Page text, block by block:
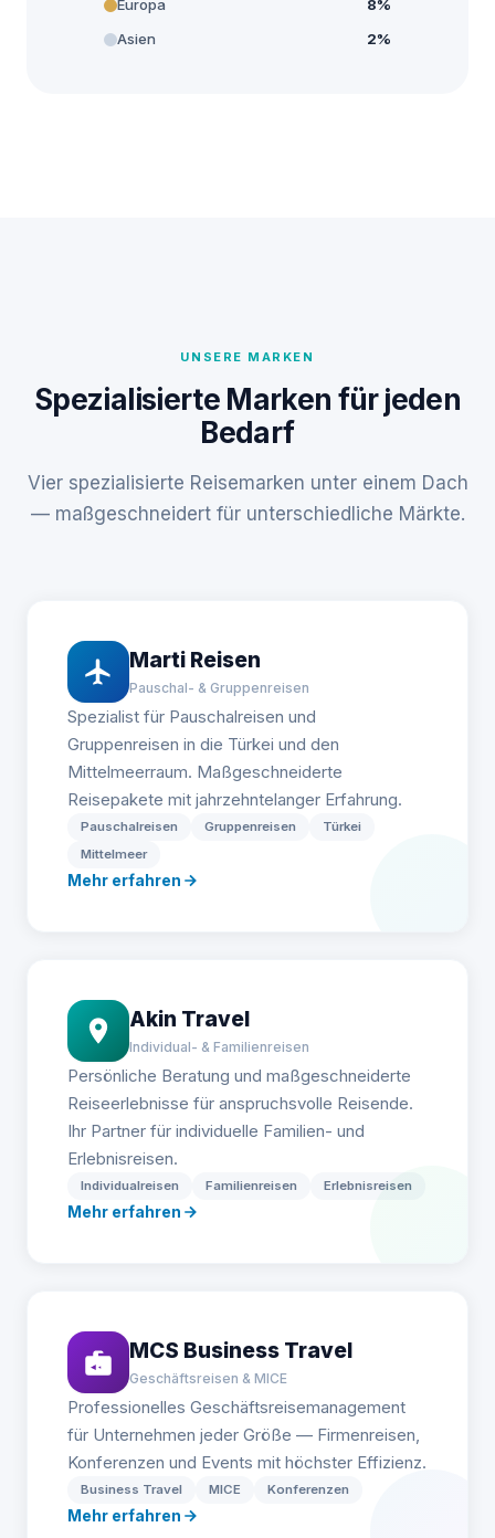
Europa
8%
Asien
2%
UNSERE MARKEN
Spezialisierte Marken für jeden
Bedarf
Vier spezialisierte Reisemarken unter einem Dach
— maßgeschneidert für unterschiedliche Märkte.
Marti Reisen
Pauschal- & Gruppenreisen
Spezialist für Pauschalreisen und
Gruppenreisen in die Türkei und den
Mittelmeerraum. Maßgeschneiderte
Reisepakete mit jahrzehntelanger Erfahrung.
Pauschalreisen Gruppenreisen
Türkei
Mittelmeer
Mehr erfahren
Akin Travel
Individual- & Familienreisen
Persönliche Beratung und maßgeschneiderte
Reiseerlebnisse für anspruchsvolle Reisende.
Ihr Partner für individuelle Familien- und
Erlebnisreisen.
Individualreisen Familienreisen Erlebnisreisen
Mehr erfahren
MCS Business Travel
Geschäftsreisen & MICE
Professionelles Geschäftsreisemanagement
für Unternehmen jeder Größe — Firmenreisen,
Konferenzen und Events mit höchster Effizienz.
Business Travel MICE Konferenzen
Mehr erfahren